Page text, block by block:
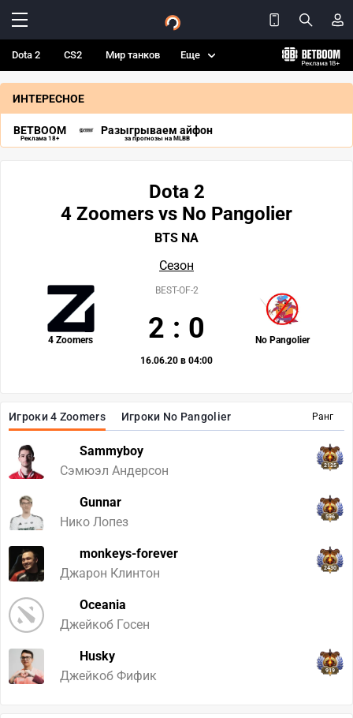
Dota 2 CS2 Мир танков Еще
ИНТЕРЕСНОЕ
BETBOOM
Реклама 18+
Разыгрываем айфон
за прогнозы на MLBB
Ранг
Игроки 4 Zoomers Игроки No Pangolier
Sammyboy
Сэмюэл Андерсон
2125
Gunnar
Нико Лопез
596
monkeys-forever
Джарон Клинтон
2430
Oceania
Джейкоб Госен
Husky
Джейкоб Фифик
919
Dota 2
4 Zoomers vs No Pangolier
BTS NA
Сезон
4 Zoomers No Pangolier
BEST-OF-2
2 : 0
16.06.20 в 04:00